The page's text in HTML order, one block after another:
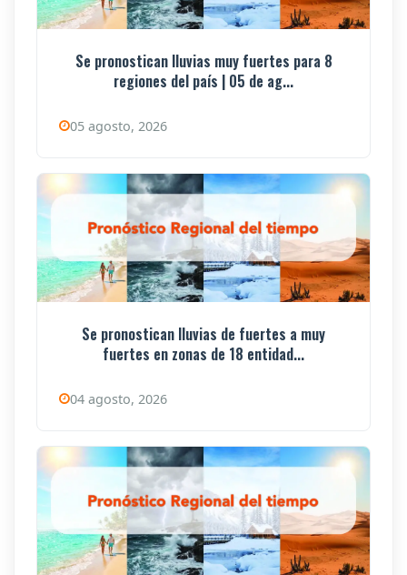
Se pronostican lluvias muy fuertes para 8
regiones del país | 05 de ag...
05 agosto, 2026
Se pronostican lluvias de fuertes a muy
fuertes en zonas de 18 entidad...
04 agosto, 2026